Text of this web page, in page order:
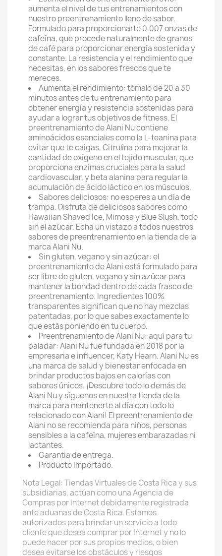
aumenta el nivel de tus entrenamientos con
nuestro preentrenamiento lleno de sabor.
Formulado para proporcionarte 0.007 onzas de
cafeína, que procede naturalmente de granos
de café para proporcionar energía sostenida y
constante. La resistencia y el rendimiento que
necesitas, en los sabores frescos que te
mereces.
Aumenta el rendimiento: tómalo de 20 a 30
minutos antes de tu entrenamiento para
obtener energía y resistencia sostenidas para
ayudar a lograr tus objetivos de fitness. El
preentrenamiento de Alani Nu contiene
aminoácidos esenciales como la L-teanina para
evitar que te caigas, Citrulina para mejorar la
cantidad de oxígeno en el tejido muscular, que
proporciona enzimas cruciales para la salud
cardiovascular, y beta alanina para regular la
acumulación de ácido láctico en los músculos.
Sabores deliciosos: no esperes a un día de
trampa. Disfruta de deliciosos sabores como
Hawaiian Shaved Ice, Mimosa y Blue Slush, todo
sin el azúcar. Echa un vistazo a todos nuestros
sabores de preentrenamiento en la tienda de la
marca Alani Nu.
Sin gluten, vegano y sin azúcar: el
preentrenamiento de Alani está formulado para
ser libre de gluten, vegano y sin azúcar para
mantener la bondad dentro de cada frasco de
preentrenamiento. Ingredientes 100%
transparentes significan que no hay mezclas
patentadas, por lo que sabes exactamente lo
que estás poniendo en tu cuerpo.
Preentrenamiento de Alani Nu: aquí para tu
paladar: Alani Nu fue fundada en 2018 por la
empresaria e influencer, Katy Hearn. Alani Nu es
una marca de salud y bienestar enfocada en
brindar productos bajos en calorías con
sabores únicos. ¡Descubre todo lo demás de
Alani Nu y síguenos en nuestra tienda de la
marca para mantenerte al día con todo lo
relacionado con Alani! El preentrenamiento de
Alani no se recomienda para niños, personas
sensibles a la cafeína, mujeres embarazadas ni
lactantes.
Garantia de entrega.
Producto Importado.
Nota Legal: Tiendas Virtuales de Costa Rica y sus
subsidiarias, actúan como una Agencia de
Compras por Internet debidamente registrada
ante aduanas de Costa Rica. Estamos
autorizados para brindar un servicio a todo
cliente que desea comprar por Internet y no lo
puede hacer por sus propios medios, o bien
desea evitarse los obstáculos y riesgos